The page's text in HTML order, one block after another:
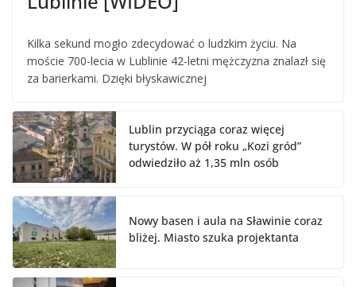
Kilka sekund mogło zdecydować o ludzkim życiu. Na
moście 700-lecia w Lublinie 42-letni mężczyzna znalazł się
za barierkami. Dzięki błyskawicznej
Lublin przyciąga coraz więcej
turystów. W pół roku „Kozi gród”
odwiedziło aż 1,35 mln osób
Nowy basen i aula na Sławinie coraz
bliżej. Miasto szuka projektanta